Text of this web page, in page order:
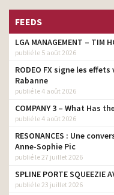
FEEDS
LGA MANAGEMENT – TIM
publié le 5 août 2026
RODEO FX signe les
Rabanne
publié le 4 août 2026
COMPANY 3 – What Has
publié le 4 août 2026
RESONANCES : Une
Anne-Sophie Pic
publié le 27 juillet 2026
SPLINE PORTE SQUEEZIE
publié le 23 juillet 2026